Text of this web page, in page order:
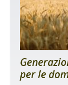
per le